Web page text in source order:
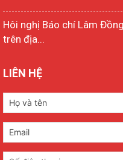
Hôi nghị Báo chí Lâm
trên địa...
LIÊN HỆ